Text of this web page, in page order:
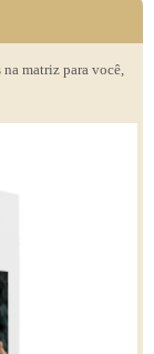
matriz para você,